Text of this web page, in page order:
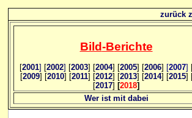
zurück
Bild-Berichte
[2001] [2002] [2003] [2004] [2005] [2006] [2007]
[2009] [2010] [2011] [2012] [2013] [2014] [2015]
[2017] [2018]
Wer ist mit dabei